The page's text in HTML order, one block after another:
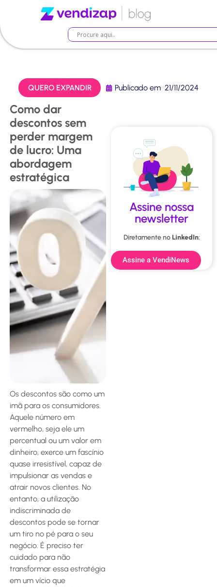
QUERO EXPANDIR Publicado em 21/11/2024
Como dar
descontos sem
perder margem
de lucro: Uma
abordagem
estratégica
Os descontos são como um
imã para os consumidores.
Aquele número em
vermelho, seja ele um
percentual ou um valor em
dinheiro, exerce um fascínio
quase irresistível, capaz de
impulsionar as vendas e
atrair novos clientes. No
entanto, a utilização
indiscriminada de
descontos pode se tornar
um tiro no pé para o seu
negócio. É preciso ter
cuidado para não
transformar essa estratégia
em um vício que
Assine nossa
newsletter
Diretamente noLinkedIn:
Assine a VendiNews